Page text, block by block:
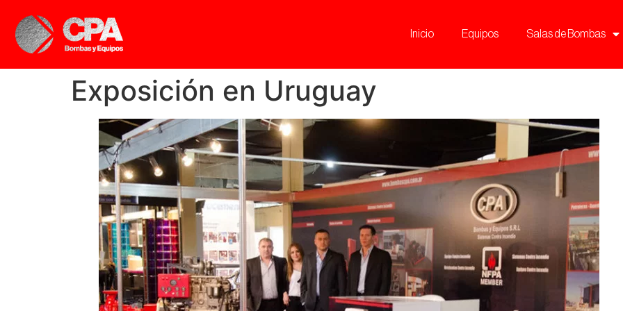
Inicio Equipos Salas de Bombas
Exposición en Uruguay